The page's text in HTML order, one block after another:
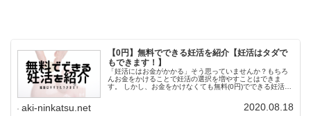
【0円】無料でできる妊活を紹介【妊活はタダで
もできます！】
「妊活にはお金がかかる」そう思っていませんか？もちろ
んお金をかけることで妊活の選択を増やすことはできま
す。 しかし、お金をかけなくても無料(0円)でできる妊活は
ダ」でできる妊活をわかりやすく解説します。
aki-ninkatsu.net 2020.08.18